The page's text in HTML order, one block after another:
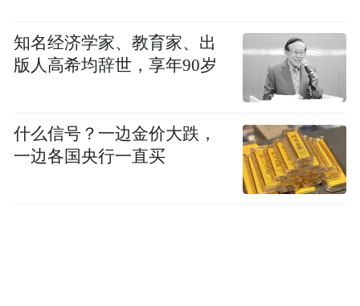
知名经济学家、教育家、出
版人高希均辞世，享年90岁
什么信号？一边金价大跌，
一边各国央行一直买